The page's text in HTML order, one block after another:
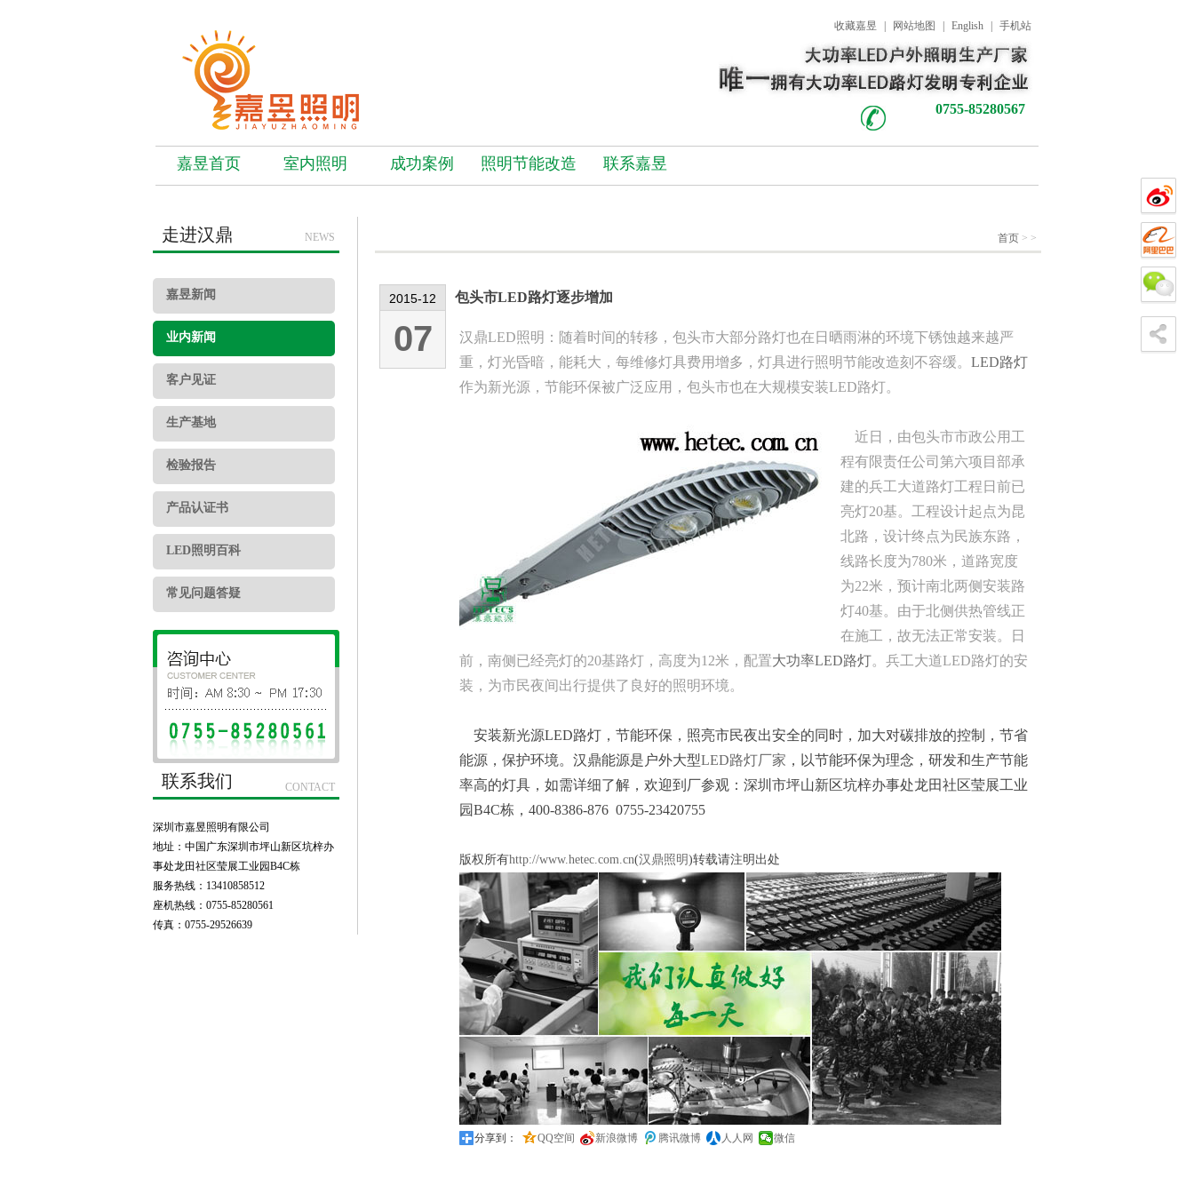
收藏嘉昱 网站地图 English 手机站
0755-85280567
嘉昱首页 室内照明 成功案例 照明节能改造 联系嘉昱
首页 > >
2015-12
07
包头市LED路灯逐步增加
汉鼎LED照明：随着时间的转移，包头市大部分路灯也在日晒雨淋的环境下锈蚀越来越严
重，灯光昏暗，能耗大，每维修灯具费用增多，灯具进行照明节能改造刻不容缓。 LED路灯
作为新光源，节能环保被广泛应用，包头市也在大规模安装LED路灯。
近日，由包头市市政公用工
程有限责任公司第六项目部承
建的兵工大道路灯工程日前已
亮灯20基。工程设计起点为昆
北路，设计终点为民族东路，
线路长度为780米，道路宽度
为22米，预计南北两侧安装路
灯40基。由于北侧供热管线正
在施工，故无法正常安装。日
前，南侧已经亮灯的20基路灯，高度为12米，配置大功率LED路灯。兵工大道LED路灯的安
装，为市民夜间出行提供了良好的照明环境。
安装新光源LED路灯，节能环保，照亮市民夜出安全的同时，加大对碳排放的控制，节省
能源，保护环境。汉鼎能源是户外大型LED路灯厂家 ，以节能环保为理念，研发和生产节能
率高的灯具，如需详细了解，欢迎到厂参观：深圳市坪山新区坑梓办事处龙田社区莹展工业
园B4C栋，400-8386-876 0755-23420755
版权所有http://www.hetec.com.cn(汉鼎照明)转载请注明出处
分享到： QQ空间 新浪微博 腾讯微博 人人网 微信
走进汉鼎 NEWS
嘉昱新闻
业内新闻
客户见证
生产基地
检验报告
产品认证书
LED照明百科
常见问题答疑
联系我们 CONTACT
深圳市嘉昱照明有限公司
地址：中国广东深圳市坪山新区坑梓办
事处龙田社区莹展工业园B4C栋
服务热线：13410858512
座机热线：0755-85280561
传真：0755-29526639